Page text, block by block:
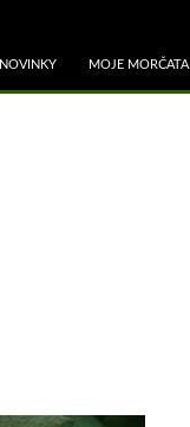
NOVINKY
MOJE MORČATA